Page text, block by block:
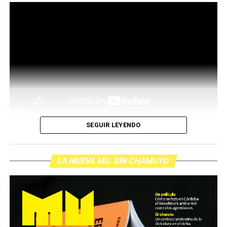
Silvia y su lata de percusión, sus carteles, su sonrisa
SEGUIR LEYENDO
LA NUEVA MU. SIN CHAMUYO